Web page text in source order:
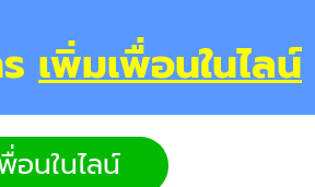
เพิ่มเพื่อนในไลน์
อนในไลน์